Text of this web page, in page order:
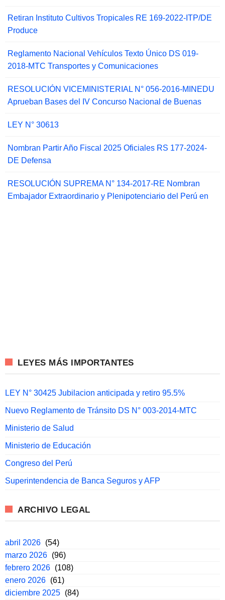
Retiran Instituto Cultivos Tropicales RE 169-2022-ITP/DE
Produce
Reglamento Nacional Vehículos Texto Único DS 019-
2018-MTC Transportes y Comunicaciones
RESOLUCIÓN VICEMINISTERIAL N° 056-2016-MINEDU
Aprueban Bases del IV Concurso Nacional de Buenas
LEY N° 30613
Nombran Partir Año Fiscal 2025 Oficiales RS 177-2024-
DE Defensa
RESOLUCIÓN SUPREMA N° 134-2017-RE Nombran
Embajador Extraordinario y Plenipotenciario del Perú en
LEYES MÁS IMPORTANTES
LEY N° 30425 Jubilacion anticipada y retiro 95.5%
Nuevo Reglamento de Tránsito DS N° 003-2014-MTC
Ministerio de Salud
Ministerio de Educación
Congreso del Perú
Superintendencia de Banca Seguros y AFP
ARCHIVO LEGAL
abril 2026 (54)
marzo 2026 (96)
febrero 2026 (108)
enero 2026 (61)
diciembre 2025 (84)